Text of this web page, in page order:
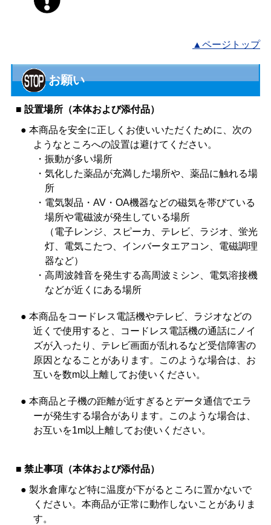
▲ページトップ
お願い
■ 設置場所（本体および添付品）
● 本商品を安全に正しくお使いいただくために、次の
ようなところへの設置は避けてください。
・ 振動が多い場所
・ 気化した薬品が充満した場所や、薬品に触れる場
所
・ 電気製品・AV・OA機器などの磁気を帯びている
場所や電磁波が発生している場所
（電子レンジ、スピーカ、テレビ、ラジオ、蛍光
灯、電気こたつ、インバータエアコン、電磁調理
器など）
・ 高周波雑音を発生する高周波ミシン、電気溶接機
などが近くにある場所
● 本商品をコードレス電話機やテレビ、ラジオなどの
近くで使用すると、コードレス電話機の通話にノイ
ズが入ったり、テレビ画面が乱れるなど受信障害の
原因となることがあります。このような場合は、お
互いを数m以上離してお使いください。
● 本商品と子機の距離が近すぎるとデータ通信でエラ
ーが発生する場合があります。このような場合は、
お互いを1m以上離してお使いください。
■ 禁止事項（本体および添付品）
● 製氷倉庫など特に温度が下がるところに置かないで
ください。本商品が正常に動作しないことがありま
す。